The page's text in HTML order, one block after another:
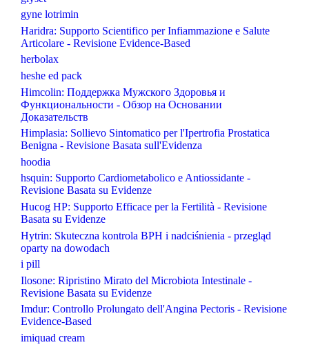
gyne lotrimin
Haridra: Supporto Scientifico per Infiammazione e Salute
Articolare - Revisione Evidence-Based
herbolax
heshe ed pack
Himcolin: Поддержка Мужского Здоровья и
Функциональности - Обзор на Основании
Доказательств
Himplasia: Sollievo Sintomatico per l'Ipertrofia Prostatica
Benigna - Revisione Basata sull'Evidenza
hoodia
hsquin: Supporto Cardiometabolico e Antiossidante -
Revisione Basata su Evidenze
Hucog HP: Supporto Efficace per la Fertilità - Revisione
Basata su Evidenze
Hytrin: Skuteczna kontrola BPH i nadciśnienia - przegląd
oparty na dowodach
i pill
Ilosone: Ripristino Mirato del Microbiota Intestinale -
Revisione Basata su Evidenze
Imdur: Controllo Prolungato dell'Angina Pectoris - Revisione
Evidence-Based
imiquad cream